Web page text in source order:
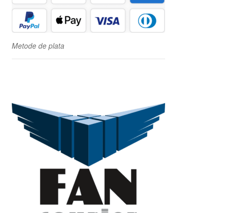
Metode de plata